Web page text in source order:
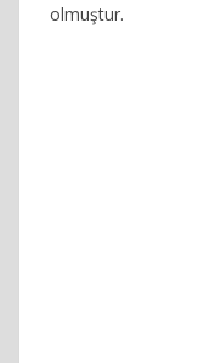
olmuştur.